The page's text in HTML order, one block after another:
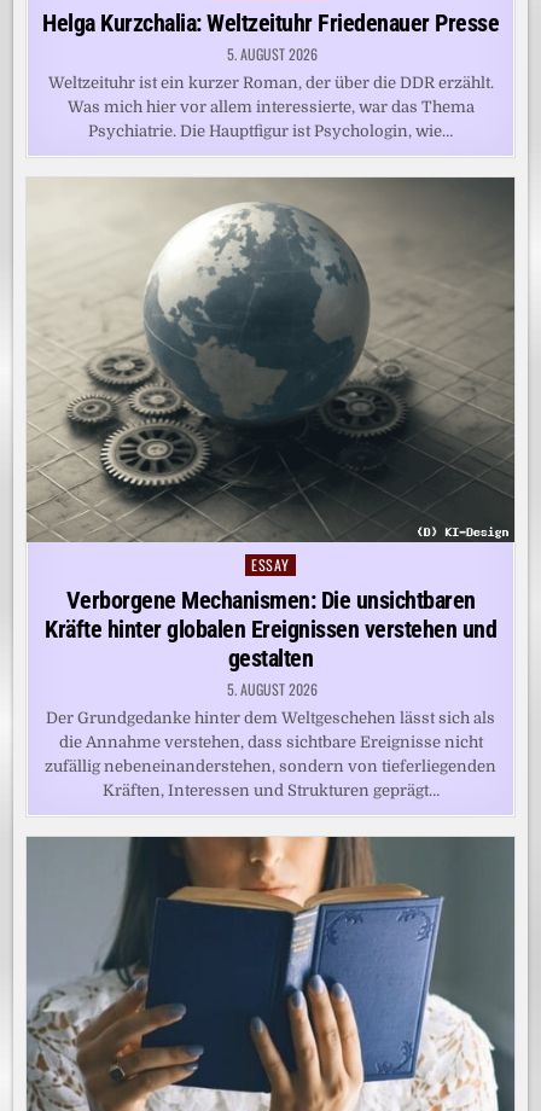
in
Helga Kurzchalia: Weltzeituhr Friedenauer Presse
5. AUGUST 2026
Weltzeituhr ist ein kurzer Roman, der über die DDR erzählt.
Was mich hier vor allem interessierte, war das Thema
Psychiatrie. Die Hauptfigur ist Psychologin, wie…
Posted
in
ESSAY
Verborgene Mechanismen: Die unsichtbaren
Kräfte hinter globalen Ereignissen verstehen und
gestalten
5. AUGUST 2026
Der Grundgedanke hinter dem Weltgeschehen lässt sich als
die Annahme verstehen, dass sichtbare Ereignisse nicht
zufällig nebeneinanderstehen, sondern von tieferliegenden
Kräften, Interessen und Strukturen geprägt…